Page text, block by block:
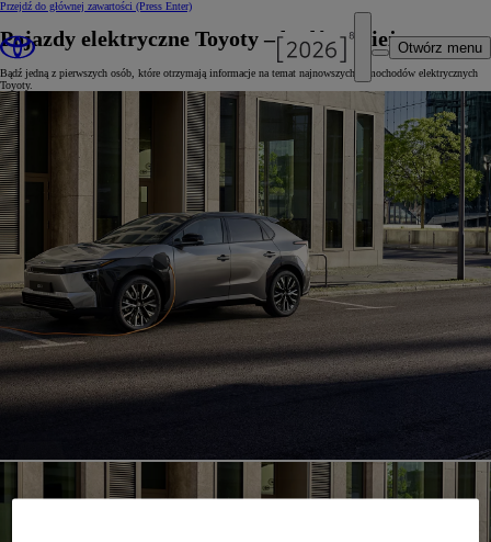
Przejdź do głównej zawartości (Press Enter)
Otwórz menu
Pojazdy elektryczne Toyoty – bądź na bieżąco
Bądź jedną z pierwszych osób, które otrzymają informacje na temat najnowszych samochodów elektrycznych
Toyoty.